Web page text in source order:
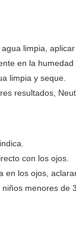
limpia,
en la
limpia y seque.
resultados,
con los ojos.
en los ojos,
menores de